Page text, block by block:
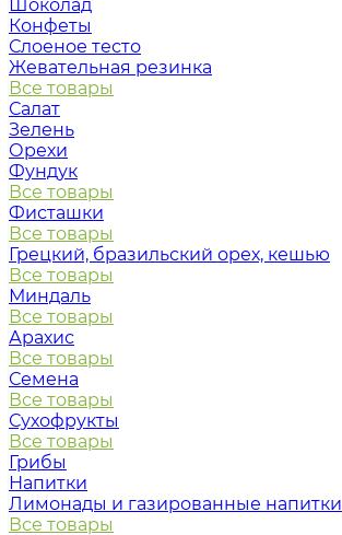
Шоколад
Конфеты
Слоеное тесто
Жевательная резинка
Все товары
Салат
Зелень
Орехи
Фундук
Все товары
Фисташки
Все товары
Грецкий, бразильский орех, кешью
Все товары
Миндаль
Все товары
Арахис
Все товары
Семена
Все товары
Сухофрукты
Все товары
Грибы
Напитки
Лимонады и газированные напитки
Все товары